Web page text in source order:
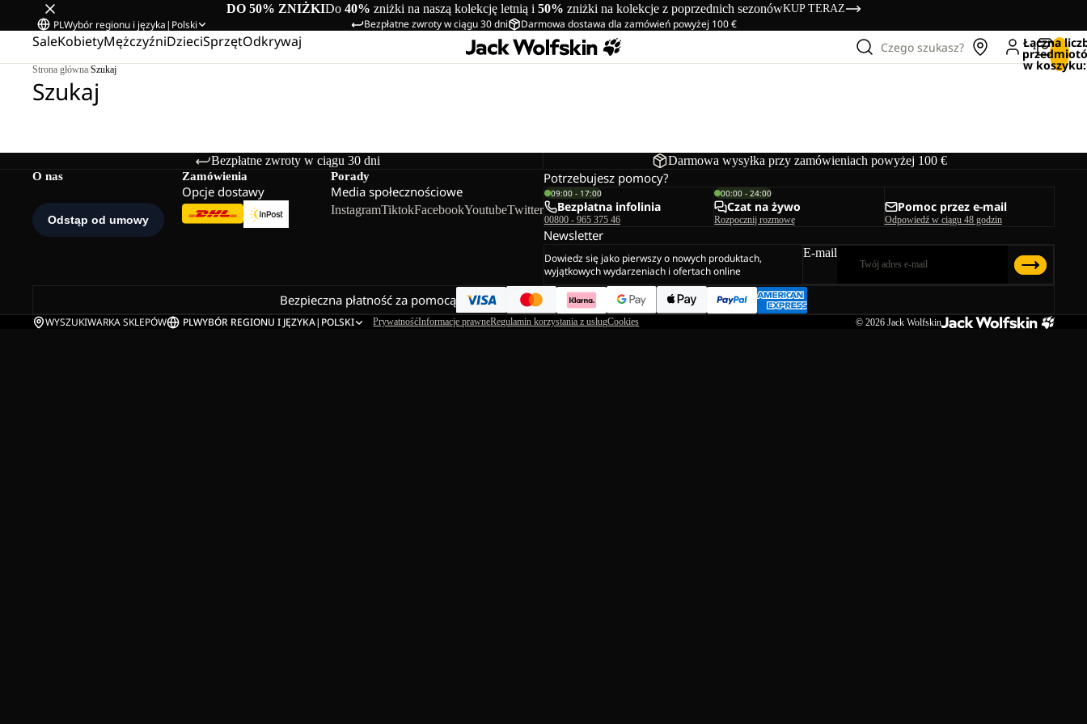
DO 50% ZNIŻKIDo 40% zniżki na naszą kolekcję letnią i 50% zniżki na kolekcje z poprzednich sezonówKUP TERAZ
Bezpłatne zwroty w ciągu 30 dni Darmowa dostawa dla zamówień powyżej 100 €
PLWybór regionu i języka| Polski
SaleKobietyMężczyźniDzieciSprzętOdkrywaj Czego szukasz? Łączna
w
Strona główna/Szukaj
Szukaj
Bezpłatne zwroty w ciągu 30 dni Darmowa wysyłka przy zamówieniach powyżej 100 €
O nas Zamówienia
Opcje dostawy
Porady
Media społecznościowe
InstagramTiktokFacebookYoutubeTwitter
Potrzebujesz pomocy?
09:00 - 17:00
Bezpłatna infolinia
00800 - 965 375 46
00:00 - 24:00
Czat na żywo
Rozpocznij rozmowę
Pomoc przez e-mail
Odpowiedź w ciągu 48 godzin
Newsletter
Dowiedz się jako pierwszy o nowych produktach,
wyjątkowych wydarzeniach i ofertach online
E-mail
Bezpieczna płatność za pomocą
WYSZUKIWARKA SKLEPÓW PLWYBÓR REGIONU I JĘZYKA| POLSKI PrywatnośćInformacje prawneRegulamin korzystania z usługCookies © 2026 Jack Wolfskin